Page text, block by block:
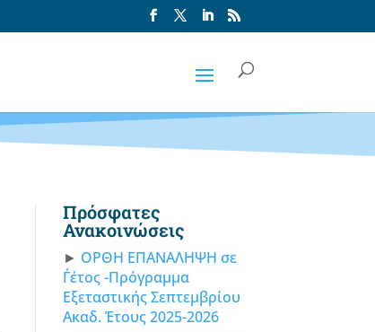
Πρόσφατες
Ανακοινώσεις
ΟΡΘΗ ΕΠΑΝΑΛΗΨΗ σε
Γ΄έτος -Πρόγραμμα
Εξεταστικής Σεπτεμβρίου
Ακαδ. Έτους 2025-2026